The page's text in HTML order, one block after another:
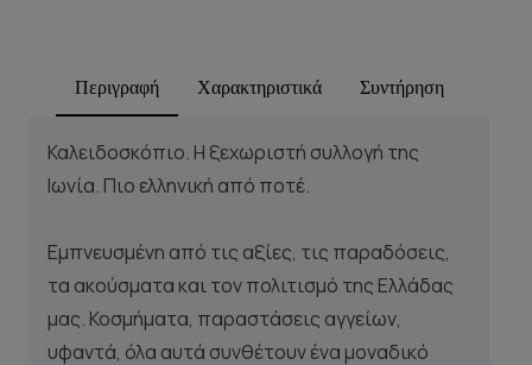
Περιγραφή Χαρακτηριστικά Συντήρηση
Καλειδοσκόπιο. Η ξεχωριστή συλλογή της
Ιωνία. Πιο ελληνική από ποτέ.
Εμπνευσμένη από τις αξίες, τις παραδόσεις,
τα ακούσματα και τον πολιτισμό της Ελλάδας
μας. Κοσμήματα, παραστάσεις αγγείων,
υφαντά, όλα αυτά συνθέτουν ένα μοναδικό